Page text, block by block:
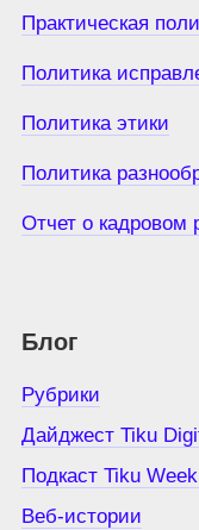
Практическая
Политика
Политика этики
Политика
Отчет о кадровом
Блог
Рубрики
Дайджест Tiku
Подкаст Tiku
Веб-истории